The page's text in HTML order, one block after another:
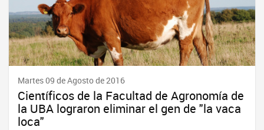
Martes 09 de Agosto de 2016
Científicos de la Facultad de Agronomía de
la UBA lograron eliminar el gen de "la vaca
loca"